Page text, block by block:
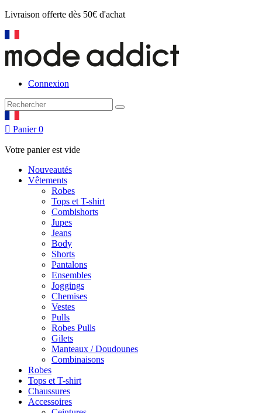
Livraison offerte dès 50€ d'achat
Connexion
 Panier 0
Votre panier est vide
Nouveautés
Vêtements
Robes
Tops et T-shirt
Combishorts
Jupes
Jeans
Body
Shorts
Pantalons
Ensembles
Joggings
Chemises
Vestes
Pulls
Robes Pulls
Gilets
Manteaux / Doudounes
Combinaisons
Robes
Tops et T-shirt
Chaussures
Accessoires